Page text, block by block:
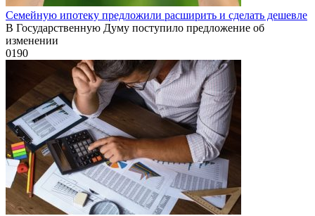
Семейную ипотеку предложили расширить и сделать дешевле
В Государственную Думу поступило предложение об
изменении
0190